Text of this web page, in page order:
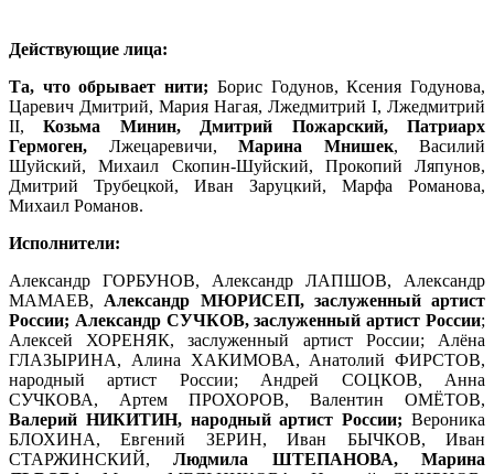
Действующие лица:
Та, что обрывает нити; Борис Годунов, Ксения Годунова,
Царевич Дмитрий, Мария Нагая, Лжедмитрий I, Лжедмитрий
II,Козьма Минин, Дмитрий Пожарский,
Патриарх
Гермоген, Лжецаревичи, Марина Мнишек, Василий
Шуйский, Михаил Скопин-Шуйский, Прокопий Ляпунов,
Дмитрий Трубецкой, Иван Заруцкий, Марфа Романова,
Михаил Романов.
Исполнители:
Александр ГОРБУНОВ, Александр ЛАПШОВ, Александр
МАМАЕВ, Александр МЮРИСЕП,заслуженный артист
России; Александр СУЧКОВ,заслуженный артист России;
Алексей ХОРЕНЯК, заслуженный артист России; Алёна
ГЛАЗЫРИНА, Алина ХАКИМОВА, Анатолий ФИРСТОВ,
народный артист России; Андрей СОЦКОВ, Анна
СУЧКОВА, Артем ПРОХОРОВ, Валентин ОМЁТОВ,
Валерий НИКИТИН, народный артист России; Вероника
БЛОХИНА, Евгений ЗЕРИН, Иван БЫЧКОВ, Иван
СТАРЖИНСКИЙ,Людмила ШТЕПАНОВА, Марина